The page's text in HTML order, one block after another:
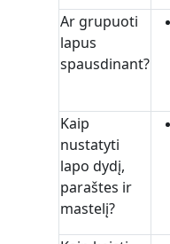
Ar grupuoti
lapus
spausdinant?
Kaip
nustatyti
lapo dydį,
paraštes ir
mastelį?